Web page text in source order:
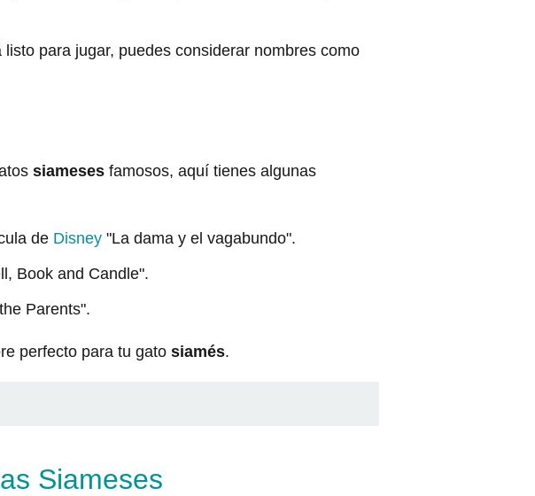
para jugar, puedes considerar nombres como
siameses famosos, aquí tienes algunas
de Disney "La dama y el vagabundo".
Book and Candle".
Parents".
perfecto para tu gato siamés.
Siameses